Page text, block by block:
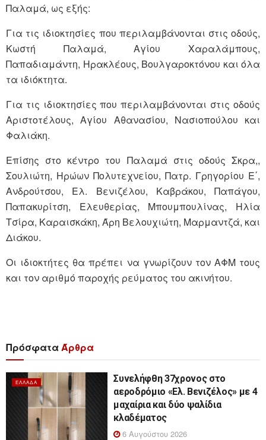
Παλαμά, ως εξής:
Για τις ιδιοκτησίες που περιλαμβάνονται στις οδούς,
Κωστή Παλαμά, Αγίου Χαραλάμπους,
Παπαδιαμάντη, Ηρακλέους, Βουλγαροκτόνου και όλα
τα ιδιόκτητα.
Για τις ιδιοκτησίες που περιλαμβάνονται στις οδούς
Αριστοτέλους, Αγίου Αθανασίου, Νασιοπούλου και
Φαλιάκη.
Επίσης στο κέντρο του Παλαμά στις οδούς Σκρα,,
Σουλιώτη, Ηρώων Πολυτεχνείου, Πατρ. Γρηγορίου Ε΄,
Ανδρούτσου, Ελ. Βενιζέλου, Καβράκου, Παπάγου,
Παπακυρίτση, Ελευθερίας, Μπουμπουλίνας, Ηλία
Τσίρα, Καραισκάκη, Άρη Βελουχιώτη, Μαρμαντζά, και
Διάκου.
Οι ιδιοκτήτες θα πρέπει να γνωρίζουν τον ΑΦΜ τους
και τον αριθμό παροχής ρεύματος του ακινήτου.
ΠρόσφαταΆρθρα
ΕΛΛΆΔΑ
Συνελήφθη 37χρονος στο
αεροδρόμιο «Ελ. Βενιζέλος» με 4
μαχαίρια και δύο ψαλίδια
κλαδέματος
6 Αυγούστου 2026